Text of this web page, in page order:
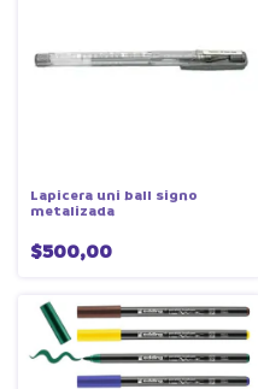
Lapicera uni ball signo
metalizada
$500,00